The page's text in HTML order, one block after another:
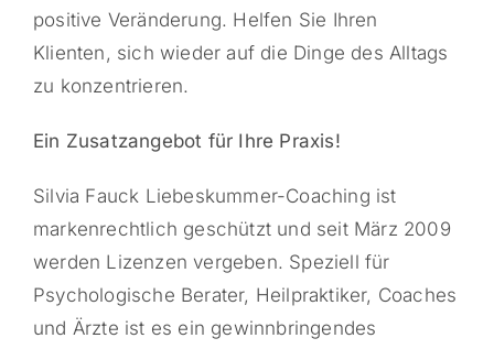
positive Veränderung. Helfen Sie Ihren
Klienten, sich wieder auf die Dinge des Alltags
zu konzentrieren.
Ein Zusatzangebot für Ihre Praxis!
Silvia Fauck Liebeskummer-Coaching ist
markenrechtlich geschützt und seit März 2009
werden Lizenzen vergeben. Speziell für
Psychologische Berater, Heilpraktiker, Coaches
und Ärzte ist es ein gewinnbringendes